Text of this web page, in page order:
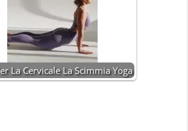
La Cervicale La Scimmia Yoga